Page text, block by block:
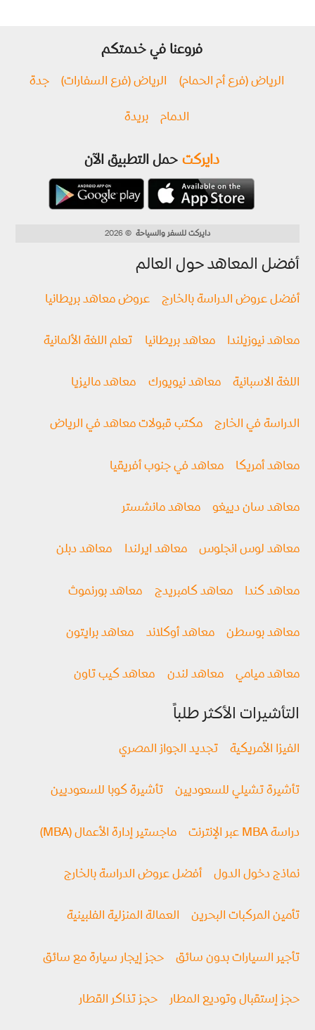
فروعنا في خدمتكم
الرياض (فرع أم الحمام) الرياض (فرع السفارات) جدة
الدمام بريدة
دايركتحمل التطبيق الآن
دايركت للسفر والسياحة © 2026
أفضل المعاهد حول العالم
أفضل عروض الدراسة بالخارج عروض معاهد بريطانيا
معاهد نيوزيلندا معاهد بريطانيا تعلم اللغة الألمانية
اللغة الاسبانية معاهد نيويورك معاهد ماليزيا
الدراسة في الخارج مكتب قبولات معاهد في الرياض
معاهد أمريكا معاهد في جنوب أفريقيا
معاهد سان دييغو معاهد مانشستر
معاهد لوس انجلوس معاهد ايرلندا معاهد دبلن
معاهد كندا معاهد كامبريدج معاهد بورنموث
معاهد بوسطن معاهد أوكلاند معاهد برايتون
معاهد ميامي معاهد لندن معاهد كيب تاون
التأشيرات الأكثر طلباً
الفيزا الأمريكية تجديد الجواز المصري
تأشيرة تشيلي للسعوديين تأشيرة كوبا للسعوديين
دراسة MBA عبر الإنترنت ماجستير إدارة الأعمال (MBA)
نماذج دخول الدول أفضل عروض الدراسة بالخارج
تأمين المركبات البحرين العمالة المنزلية الفلبينية
تأجير السيارات بدون سائق حجز إيجار سيارة مع سائق
حجز إستقبال وتوديع المطار حجز تذاكر القطار